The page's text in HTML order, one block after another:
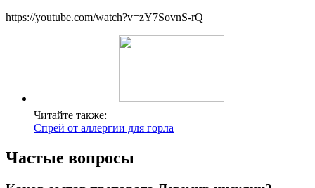
https://youtube.com/watch?v=zY7SovnS-rQ
Читайте также:
Спрей от аллергии для горла
Частые вопросы